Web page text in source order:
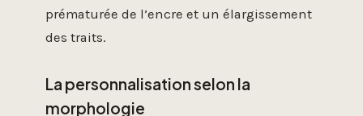
prématurée de l’encre et un élargissement
des traits.
La personnalisation selon la
morphologie